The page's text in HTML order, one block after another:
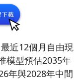
近12個月自由現
模型預估2035年
年與2028年中間